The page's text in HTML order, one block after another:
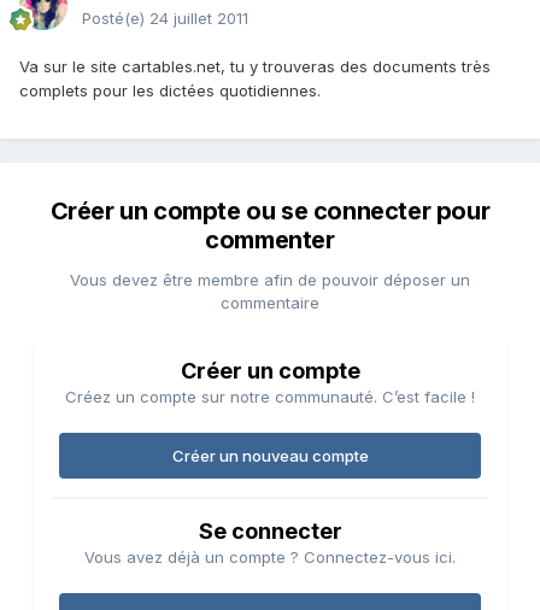
Posté(e) 24 juillet 2011
Va sur le site cartables.net, tu y trouveras des documents très
complets pour les dictées quotidiennes.
Créer un compte ou se connecter pour
commenter
Vous devez être membre afin de pouvoir déposer un
commentaire
Créer un compte
Créez un compte sur notre communauté. C’est facile !
Créer un nouveau compte
Se connecter
Vous avez déjà un compte ? Connectez-vous ici.